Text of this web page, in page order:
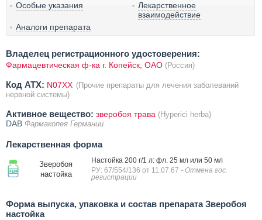
Особые указания
Лекарственное
взаимодействие
Аналоги препарата
Владелец регистрационного удостоверения:
Фармацевтическая ф-ка г. Копейск, ОАО (Россия)
Код ATX: N07XX (Прочие препараты для лечения заболеваний
нервной системы)
Активное вещество: зверобоя трава (Hyperici herba)
DAB Фармакопея Германии
Лекарственная форма
Зверобоя
настойка
Настойка 200 г/1 л: фл. 25 мл или 50 мл
РУ: 67/554/136 от 11.07.67 - Отмена гос.
регистрации
Форма выпуска, упаковка и состав препарата Зверобоя
настойка